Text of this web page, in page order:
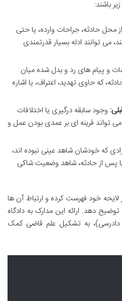
باشند:
محل حادثه، جراحات وارده، یا حتی
می توانند ادله بسیار قدرتمندی
و پیام های رد و بدل شده میان
که حاوی تهدید، اعتراف، یا اشاره
وجود سابقه درگیری یا اختلافات
تواند قرینه ای بر عمدی بودن عمل و
که خودشان شاهد عینی نبوده اند،
یا پس از حادثه، شاهد وضعیت شاکی
خود فهرست کرده و ارتباط آن ها
دهد. ارائه این مدارک به دادگاه
به تشکیل علم قاضی کمک